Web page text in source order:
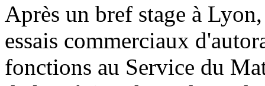
Après un bref stage à
essais commerciaux
fonctions au Service du